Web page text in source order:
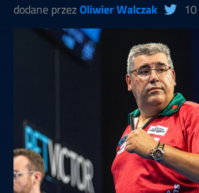
dodane przezOliwier Walczak